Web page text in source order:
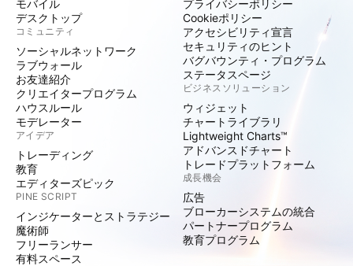
モバイル
デスクトップ
コミュニティ
ソーシャルネットワーク
ラブウォール
お友達紹介
クリエイタープログラム
ハウスルール
モデレーター
アイデア
トレーディング
教育
エディターズピック
PINE SCRIPT
インジケーターとストラテジー
魔術師
フリーランサー
有料スペース
プライバシーポリシー
Cookieポリシー
アクセシビリティ宣言
セキュリティのヒント
バグバウンティ・プログラム
ステータスページ
ビジネスソリューション
ウィジェット
チャートライブラリ
Lightweight Charts™
アドバンスドチャート
トレードプラットフォーム
成長機会
広告
ブローカーシステムの統合
パートナープログラム
教育プログラム